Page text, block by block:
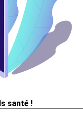
santé !